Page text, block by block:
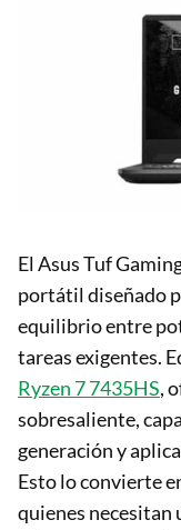
El Asus Tuf
portátil diseñado
equilibrio entre
tareas exigentes.
Ryzen 7 7435HS,
sobresaliente,
generación y
Esto lo convierte
quienes necesitan